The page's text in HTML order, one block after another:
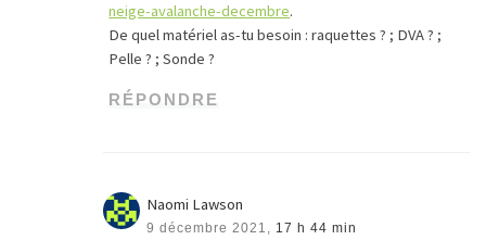
neige-avalanche-decembre.
De quel matériel as-tu besoin : raquettes ? ; DVA ? ;
Pelle ? ; Sonde ?
RÉPONDRE
Naomi Lawson
9 décembre 2021, 17 h 44 min